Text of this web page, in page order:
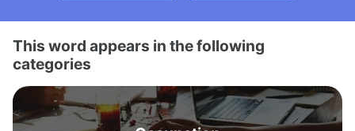
This word appears in the following
categories